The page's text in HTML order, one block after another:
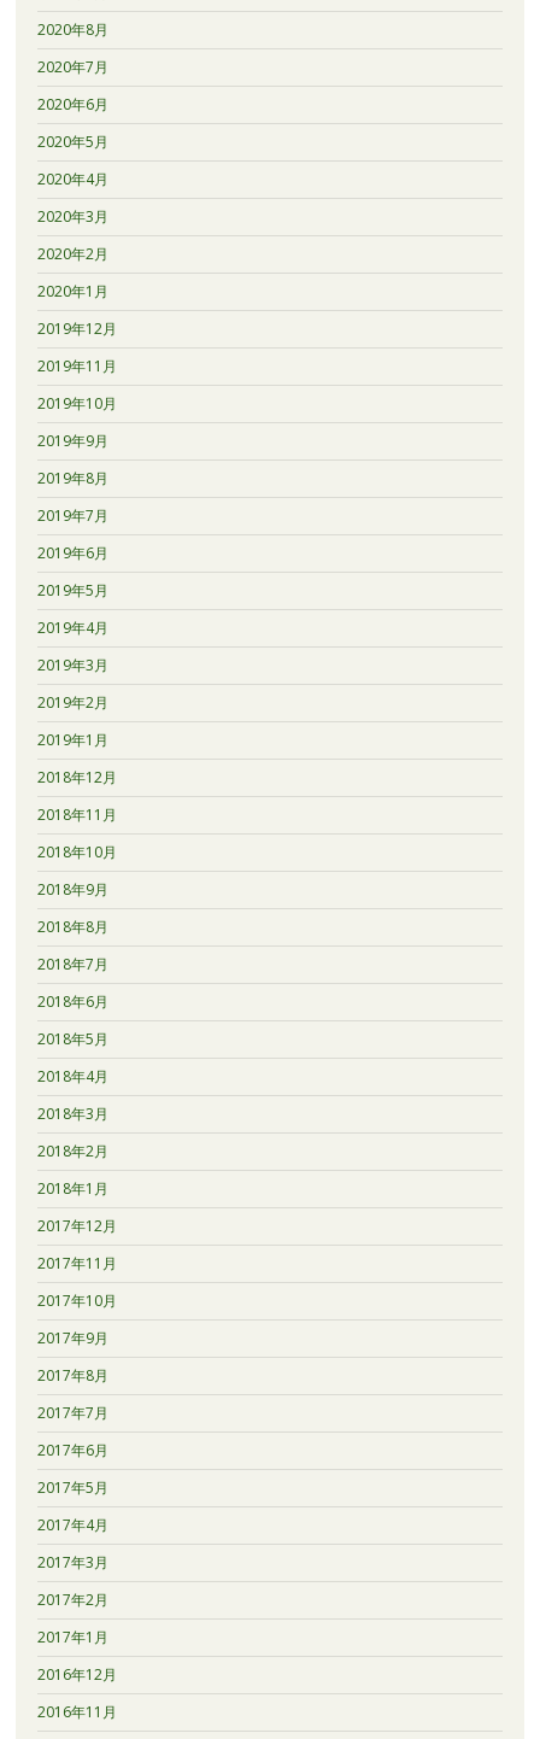
2020年8月
2020年7月
2020年6月
2020年5月
2020年4月
2020年3月
2020年2月
2020年1月
2019年12月
2019年11月
2019年10月
2019年9月
2019年8月
2019年7月
2019年6月
2019年5月
2019年4月
2019年3月
2019年2月
2019年1月
2018年12月
2018年11月
2018年10月
2018年9月
2018年8月
2018年7月
2018年6月
2018年5月
2018年4月
2018年3月
2018年2月
2018年1月
2017年12月
2017年11月
2017年10月
2017年9月
2017年8月
2017年7月
2017年6月
2017年5月
2017年4月
2017年3月
2017年2月
2017年1月
2016年12月
2016年11月